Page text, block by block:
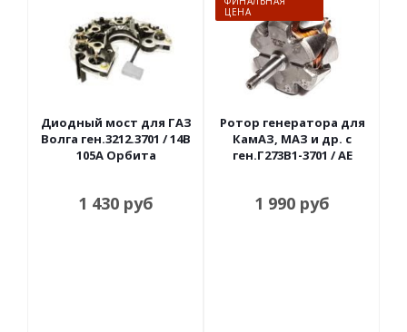
Диодный мост для ГАЗ
Волга ген.3212.3701 / 14В
105А Орбита
1 430 руб
ЦЕНА
Ротор генератора для
КамАЗ, МАЗ и др. с
ген.Г273В1-3701 / АЕ
1 990 руб